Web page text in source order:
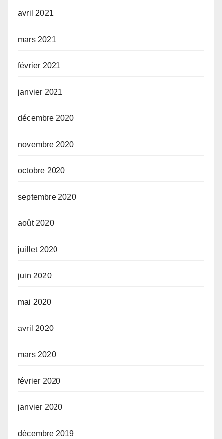
avril 2021
mars 2021
février 2021
janvier 2021
décembre 2020
novembre 2020
octobre 2020
septembre 2020
août 2020
juillet 2020
juin 2020
mai 2020
avril 2020
mars 2020
février 2020
janvier 2020
décembre 2019